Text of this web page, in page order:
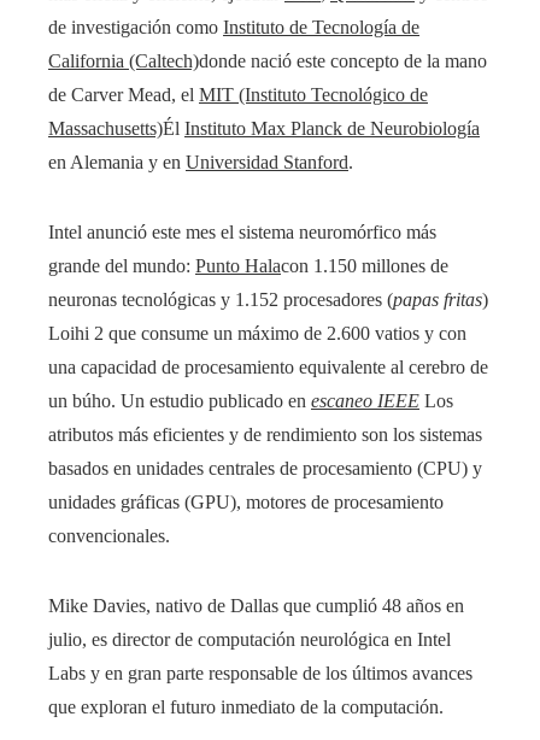
de investigación como Instituto de Tecnología de
California (Caltech)donde nació este concepto de la mano
de Carver Mead, el MIT (Instituto Tecnológico de
Massachusetts)Él Instituto Max Planck de Neurobiología
en Alemania y en Universidad Stanford.
Intel anunció este mes el sistema neuromórfico más
grande del mundo: Punto Halacon 1.150 millones de
neuronas tecnológicas y 1.152 procesadores (papas fritas)
Loihi 2 que consume un máximo de 2.600 vatios y con
una capacidad de procesamiento equivalente al cerebro de
un búho. Un estudio publicado en escaneo IEEE Los
atributos más eficientes y de rendimiento son los sistemas
basados ​​en unidades centrales de procesamiento (CPU) y
unidades gráficas (GPU), motores de procesamiento
convencionales.
Mike Davies, nativo de Dallas que cumplió 48 años en
julio, es director de computación neurológica en Intel
Labs y en gran parte responsable de los últimos avances
que exploran el futuro inmediato de la computación.